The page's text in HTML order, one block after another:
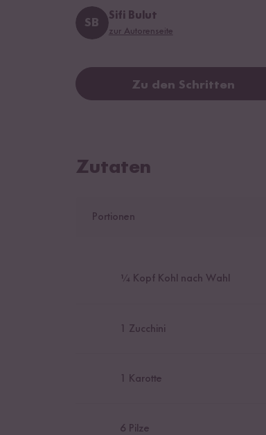
SB
Sifi Bulut
zur Autorenseite
Zu den Schritten
Zutaten
Portionen
¼ Kopf Kohl nach Wahl
Zucchini
Karotte
6 Pilze